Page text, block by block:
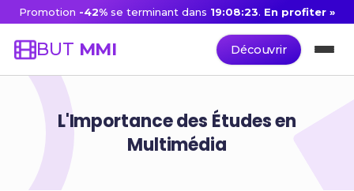
Promotion -42% se terminant dans 19:08:22. En profiter »
BUT MMI Découvrir
L'Importance des Études en
Multimédia